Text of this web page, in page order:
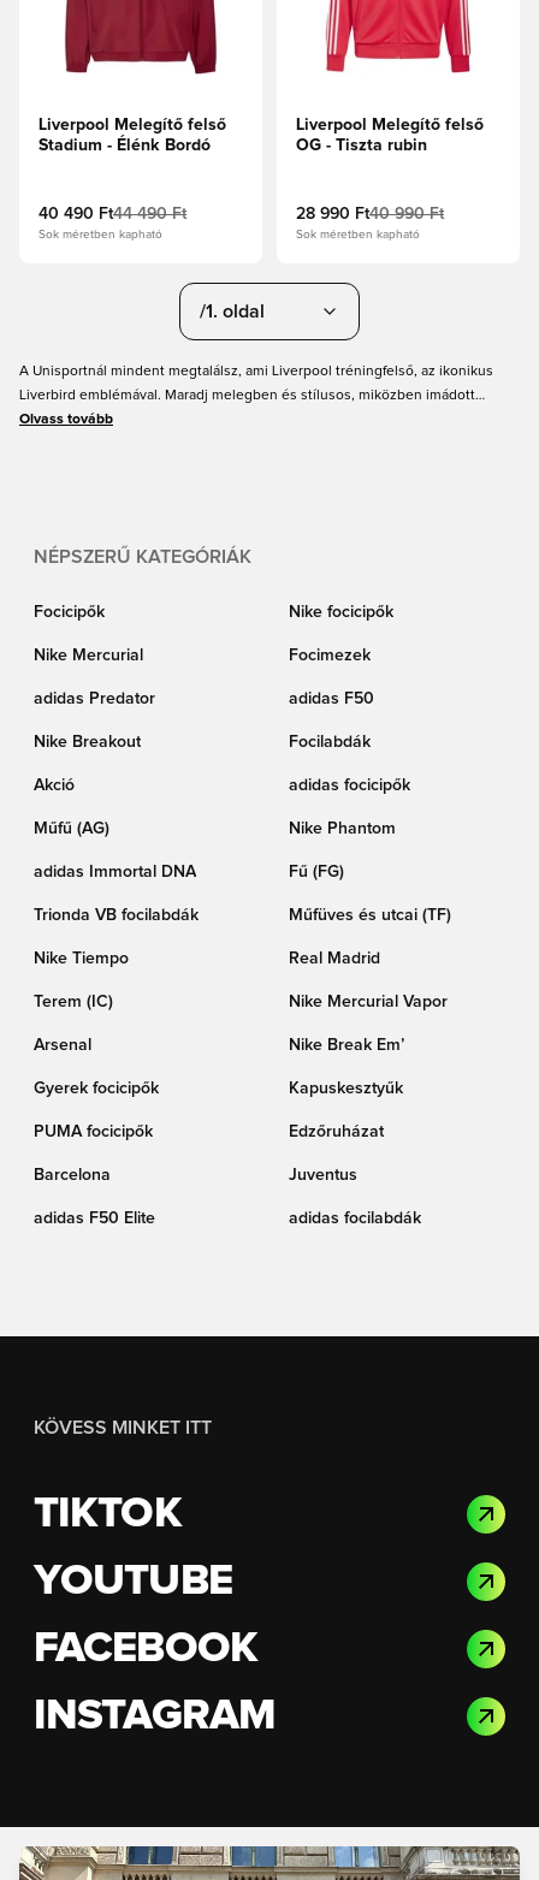
Liverpool Melegítő felső
Stadium - Élénk Bordó
40 490 Ft44 490 Ft
Sok méretben kapható
Liverpool Melegítő felső
OG - Tiszta rubin
28 990 Ft40 990 Ft
Sok méretben kapható
/1. oldal
A Unisportnál mindent megtalálsz, ami Liverpool tréningfelső, az ikonikus
Liverbird emblémával. Maradj melegben és stílusos, miközben imádott
Liverpool FC-dnek szurkolsz hivatalosan licencelt tréningfelsőinkben. A
Olvass tovább
NÉPSZERŰ KATEGÓRIÁK
Focicipők Nike focicipők
Nike Mercurial Focimezek
adidas Predator adidas F50
Nike Breakout Focilabdák
Akció adidas focicipők
Műfű (AG) Nike Phantom
adidas Immortal DNA Fű (FG)
Trionda VB focilabdák Műfüves és utcai (TF)
Nike Tiempo Real Madrid
Terem (IC) Nike Mercurial Vapor
Arsenal Nike Break Em’
Gyerek focicipők Kapuskesztyűk
PUMA focicipők Edzőruházat
Barcelona Juventus
adidas F50 Elite adidas focilabdák
KÖVESS MINKET ITT
TIKTOK
YOUTUBE
FACEBOOK
INSTAGRAM